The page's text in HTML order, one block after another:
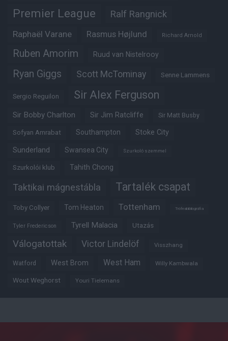
Premier League Ralf Rangnick
Raphaël Varane Rasmus Højlund Richard Arnold
Ruben Amorim Ruud van Nistelrooy
Ryan Giggs Scott McTominay Senne Lammens
Sergio Reguilon Sir Alex Ferguson
Sir Bobby Charlton Sir Jim Ratcliffe Sir Matt Busby
Sofyan Amrabat Southampton Stoke City
Sunderland Swansea City Szurkoló szemmel
Szurkolói klub Tahith Chong
Taktikai mágnestábla Tartalék csapat
Toby Collyer Tom Heaton Tottenham Trófeabibliográfia
Tyler Fredericson Tyrell Malacia Utazás
Válogatottak Victor Lindelöf Visszhang
Watford West Brom West Ham Willy Kambwala
Wout Weghorst Youri Tielemans